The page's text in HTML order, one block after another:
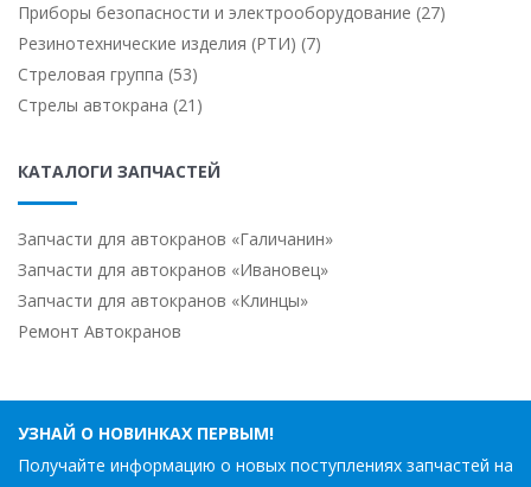
Приборы безопасности и электрооборудование (27)
Резинотехнические изделия (РТИ) (7)
Стреловая группа (53)
Стрелы автокрана (21)
КАТАЛОГИ ЗАПЧАСТЕЙ
Запчасти для автокранов «Галичанин»
Запчасти для автокранов «Ивановец»
Запчасти для автокранов «Клинцы»
Ремонт Автокранов
УЗНАЙ О НОВИНКАХ ПЕРВЫМ!
Получайте информацию о новых поступлениях запчастей на